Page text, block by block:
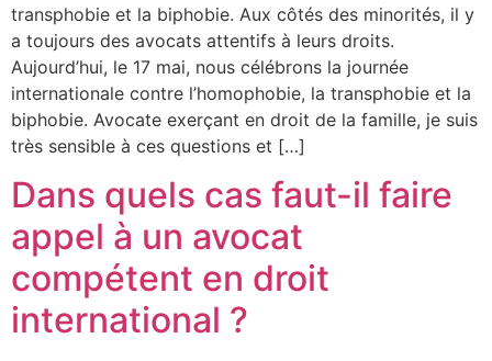
transphobie et la biphobie. Aux côtés des minorités, il y
a toujours des avocats attentifs à leurs droits.
Aujourd’hui, le 17 mai, nous célébrons la journée
internationale contre l’homophobie, la transphobie et la
biphobie. Avocate exerçant en droit de la famille, je suis
très sensible à ces questions et […]
Dans quels cas faut-il faire
appel à un avocat
compétent en droit
international ?